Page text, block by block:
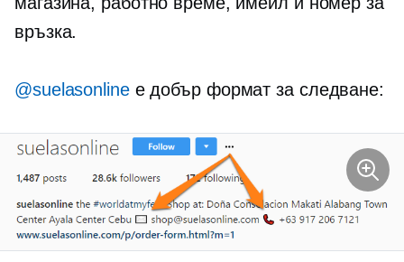
връзка.
@suelasonlineе добър формат за следване: